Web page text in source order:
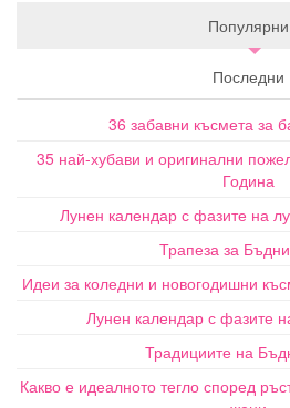
Популярни
Последни
36 забавни късмета за
35 най-хубави и оригинални
Година
Лунен календар с фазите на
Трапеза за
Идеи за коледни и новогодишни
Лунен календар с фазите
Традициите на
Какво е идеалното тегло според